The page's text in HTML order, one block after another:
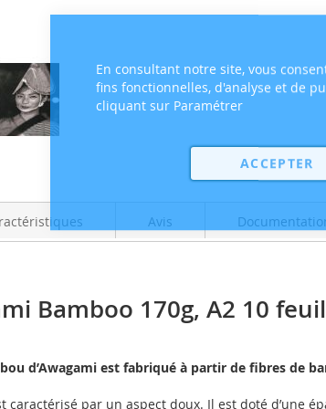
En consultant notre site, vous
fins fonctionnelles, d'analyse et de
cliquant sur Paramétrer
ACCEPTER
Bamboo 170g, A2 10
d’Awagami est fabriqué à partir de fibres de
caractérisé par un aspect doux. Il est doté d’une
Avis